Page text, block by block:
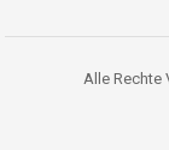
Alle Rechte